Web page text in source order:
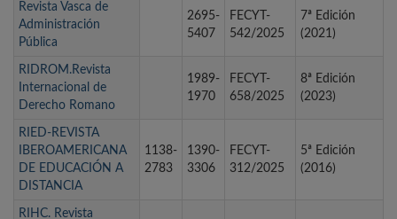
Revista Vasca de
Administración
Pública
2695-
5407
FECYT-
542/2025
7ª Edición
(2021)
RIDROM.Revista
Internacional de
Derecho Romano
1989-
1970
FECYT-
658/2025
8ª Edición
(2023)
RIED-REVISTA
IBEROAMERICANA
DE EDUCACIÓN A
DISTANCIA
1138-
2783
1390-
3306
FECYT-
312/2025
5ª Edición
(2016)
RIHC. Revista